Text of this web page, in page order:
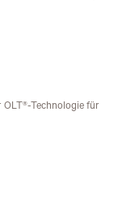
Technologie für